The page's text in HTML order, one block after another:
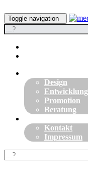
Toggle navigation
Design
Entwicklung
Promotion
Beratung
Kontakt
Impressum